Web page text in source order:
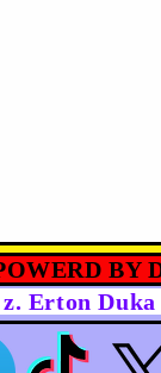
BY
Erton